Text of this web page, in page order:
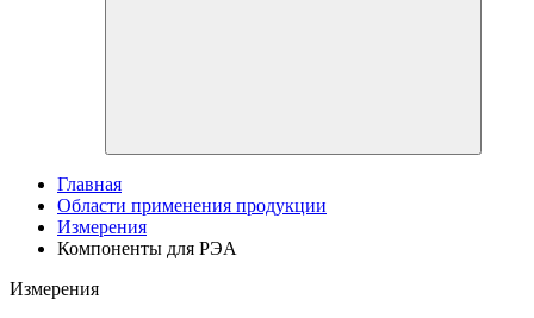
Главная
Области применения продукции
Измерения
Компоненты для РЭА
Измерения